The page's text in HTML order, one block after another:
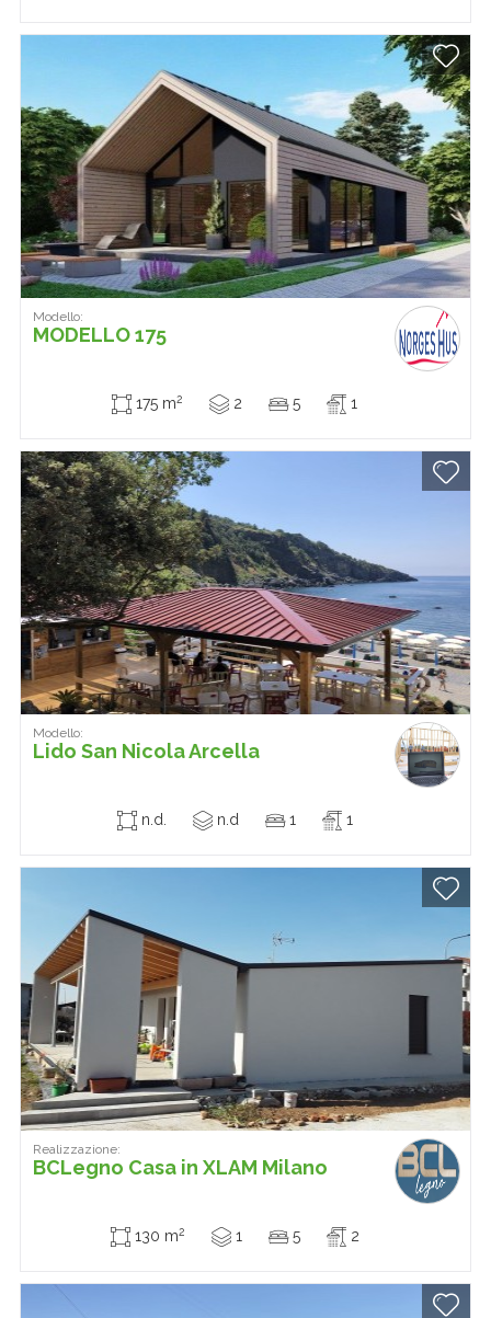
Modello:
MODELLO 175
175 m2 2 5 1
Modello:
Lido San Nicola Arcella
n.d. n.d 1 1
Realizzazione:
BCLegno Casa in XLAM Milano
130 m2 1 5 2